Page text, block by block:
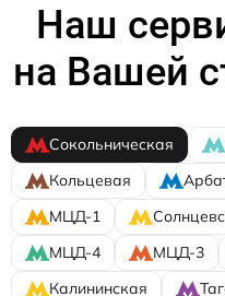
Наш
на Вашей
Сокольническая
Кольцевая
МЦД-1
МЦД-4
МЦД-3
Калининская